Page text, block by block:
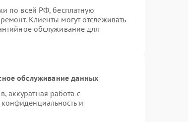
по всей РФ, бесплатную
Клиенты могут отслеживать
обслуживание для
обслуживание данных
аккуратная работа с
и